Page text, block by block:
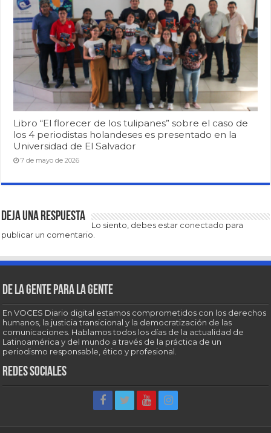
Libro “El florecer de los tulipanes” sobre el caso de
los 4 periodistas holandeses es presentado en la
Universidad de El Salvador
7 de mayo de 2026
Deja una respuesta
Lo siento, debes estar conectado para
publicar un comentario.
De la gente para la gente
En VOCES Diario digital estamos comprometidos con los derechos
humanos, la justicia transicional y la democratización de las
comunicaciones. Hablamos todos los días de la actualidad de
Latinoamérica y del mundo a través de la práctica de un
periodismo responsable, ético y profesional.
Redes sociales